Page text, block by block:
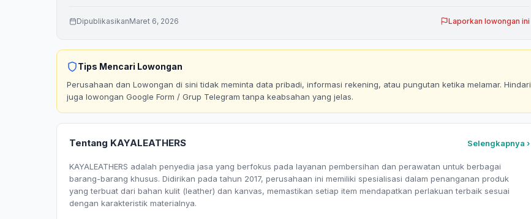
DipublikasikanMaret 6, 2026 Laporkan lowongan ini
Tips Mencari Lowongan
Perusahaan dan Lowongan di sini tidak meminta data pribadi, informasi rekening, atau pungutan ketika melamar. Hindari
juga lowongan Google Form / Grup Telegram tanpa keabsahan yang jelas.
Tentang KAYALEATHERS Selengkapnya ›
KAYALEATHERS adalah penyedia jasa yang berfokus pada layanan pembersihan dan perawatan untuk berbagai
barang-barang khusus. Didirikan pada tahun 2017, perusahaan ini memiliki spesialisasi dalam penanganan produk
yang terbuat dari bahan kulit (leather) dan kanvas, memastikan setiap item mendapatkan perlakuan terbaik sesuai
dengan karakteristik materialnya.